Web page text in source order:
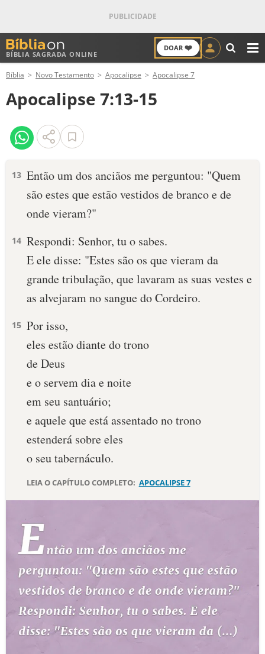
BÍBLIA SAGRADA ONLINE
DOAR ❤️
ANTIGO TESTAMENTO
NOVO TESTAMENTO
VERSÍCULOS
PALAVRA DO DIA
DEVOCIONAL DIÁRIO
10 MANDAMENTOS
ESBOÇOS DE PREGAÇÃO
PERGUNTE À BÍBLIA IA
TERMO BÍBLICO JOGOS
LOJA BÍBLIAON
Bíblia Novo Testamento Apocalipse Apocalipse 7
Apocalipse 7:13-15
13 Então um dos anciãos me perguntou: "Quem
são estes que estão vestidos de branco e de
onde vieram?"
14 Respondi: Senhor, tu o sabes.
E ele disse: "Estes são os que vieram da
grande tribulação, que lavaram as suas vestes e
as alvejaram no sangue do Cordeiro.
15 Por isso,
eles estão diante do trono
de Deus
e o servem dia e noite
em seu santuário;
e aquele que está assentado no trono
estenderá sobre eles
o seu tabernáculo.
LEIA O CAPÍTULO COMPLETO: APOCALIPSE 7